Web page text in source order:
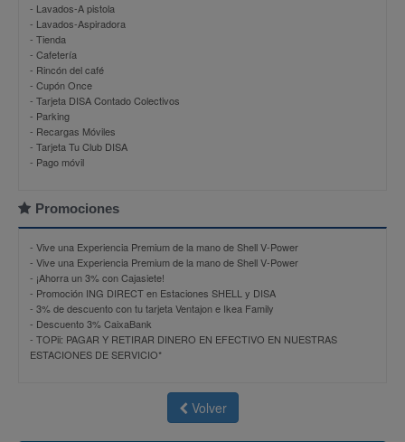
- Lavados-A pistola
- Lavados-Aspiradora
- Tienda
- Cafetería
- Rincón del café
- Cupón Once
- Tarjeta DISA Contado Colectivos
- Parking
- Recargas Móviles
- Tarjeta Tu Club DISA
- Pago móvil
Promociones
- Vive una Experiencia Premium de la mano de Shell V-Power
- Vive una Experiencia Premium de la mano de Shell V-Power
- ¡Ahorra un 3% con Cajasiete!
- Promoción ING DIRECT en Estaciones SHELL y DISA
- 3% de descuento con tu tarjeta Ventajon e Ikea Family
- Descuento 3% CaixaBank
- TOPii: PAGAR Y RETIRAR DINERO EN EFECTIVO EN NUESTRAS
ESTACIONES DE SERVICIO*
Volver